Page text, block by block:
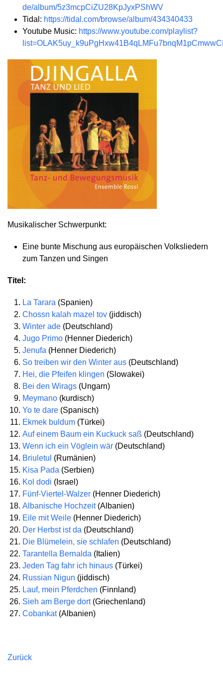
de/album/5z3mcpCiZU28KpJyxPShWV
Tidal: https://tidal.com/browse/album/434340433
Youtube Music: https://www.youtube.com/playlist?
Musikalischer Schwerpunkt:
Eine bunte Mischung aus europäischen Volksliedern
zum Tanzen und Singen
Titel:
La Tarara (Spanien)
Chossn kalah mazel tov (jiddisch)
Winter ade (Deutschland)
Jugo Primo (Henner Diederich)
Jenufa (Henner Diederich)
So treiben wir den Winter aus (Deutschland)
Hei, die Pfeifen klingen (Slowakei)
Bei den Wirags (Ungarn)
Meymano (kurdisch)
Yo te dare (Spanisch)
Ekmek buldum (Türkei)
Auf einem Baum ein Kuckuck saß (Deutschland)
Wenn ich ein Vöglein wär (Deutschland)
Briuletul (Rumänien)
Kisa Pada (Serbien)
Kol dodi (Israel)
Fünf-Viertel-Walzer (Henner Diederich)
Albanische Hochzeit(Albanien)
Eile mit Weile (Henner Diederich)
Der Herbst ist da (Deutschland)
Die Blümelein, sie schlafen (Deutschland)
Tarantella Bernalda (Italien)
Jeden Tag fahr ich hinaus (Türkei)
Russian Nigun (jiddisch)
Lauf, mein Pferdchen (Finnland)
Sieh am Berge dort(Griechenland)
Cobankat(Albanien)
Zurück